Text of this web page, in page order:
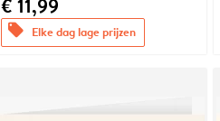
€ 11,99
offers Elke dag lage prijzen